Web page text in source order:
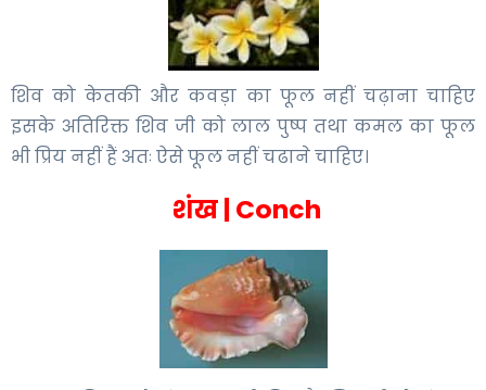
शिव को केतकी और कवड़ा का फूल नहीं चढ़ाना चाहिए
इसके अतिरिक्त शिव जी को लाल पुष्प तथा कमल का फूल
भी प्रिय नहीं हैं अतः ऐसे फूल नहीं चढाने चाहिए।
शंख | Conch